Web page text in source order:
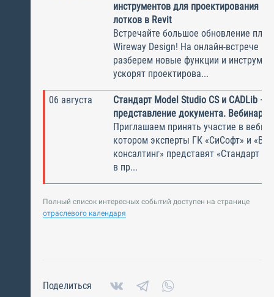
инструментов для проектирования
лотков в Revit
Встречайте большое обновление
Wireway Design! На онлайн-встрече
разберем новые функции и
ускорят проектирова...
06 августа
Стандарт Model Studio CS и CADLib —
представление документа. Вебинар
Приглашаем принять участие в
котором эксперты ГК «СиСофт» и
консалтинг» представят «Стандарт
в пр...
Полный список интересных событий доступен на странице
отраслевого календаря
Поделиться